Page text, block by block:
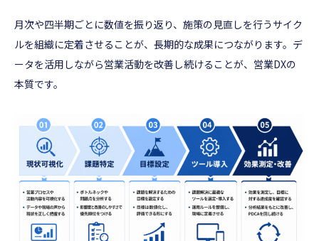
月次や四半期ごとに数値を振り返り、施策の見直しを行うサイク
ルを組織に定着させることが、長期的な成果につながります。デ
ータを活用しながら営業活動を改善し続けることが、営業DXの
本質です。